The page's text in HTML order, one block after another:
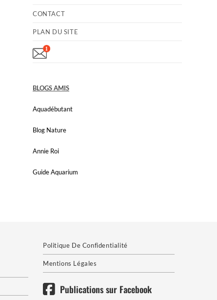
CONTACT
PLAN DU SITE
BLOGS AMIS
Aquadébutant
Blog Nature
Annie Roi
Guide Aquarium
Politique De Confidentialité
Mentions Légales
Publications sur Facebook